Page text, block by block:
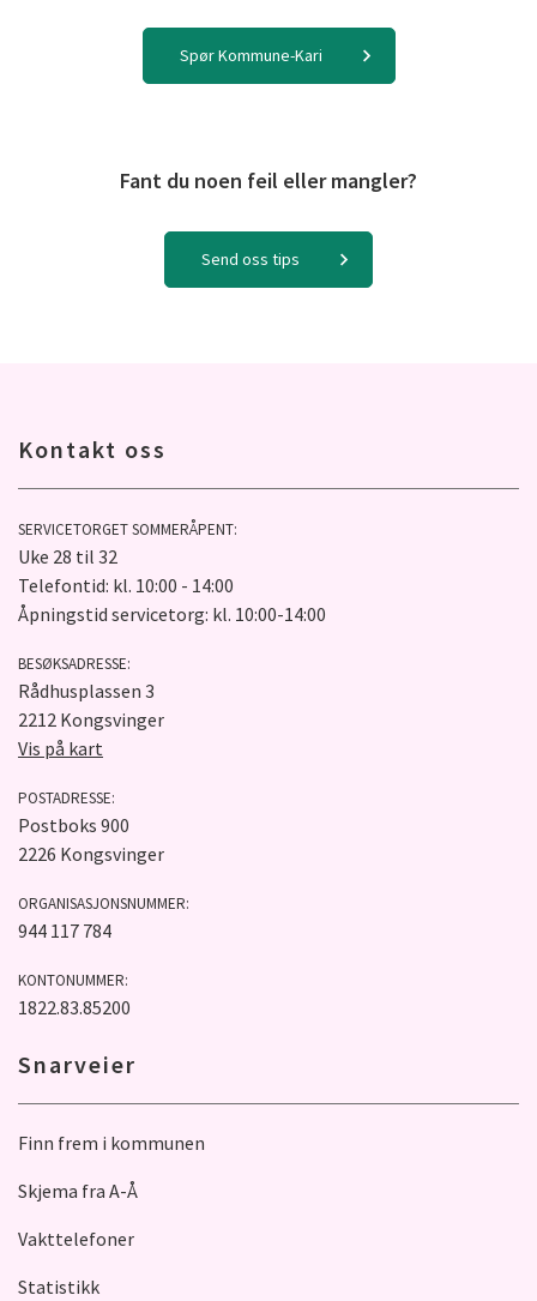
Spør Kommune-Kari
Fant du noen feil eller mangler?
Send oss tips
Kontakt oss
SERVICETORGET SOMMERÅPENT:
Uke 28 til 32
Telefontid: kl. 10:00 - 14:00
Åpningstid servicetorg: kl. 10:00-14:00
BESØKSADRESSE:
Rådhusplassen 3
2212 Kongsvinger
Vis på kart
POSTADRESSE:
Postboks 900
2226 Kongsvinger
ORGANISASJONSNUMMER:
944 117 784
KONTONUMMER:
1822.83.85200
Snarveier
Finn frem i kommunen
Skjema fra A-Å
Vakttelefoner
Statistikk